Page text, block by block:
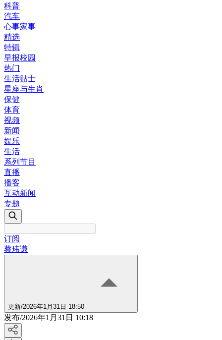
科普
汽车
心事家事
精选
特辑
早报校园
热门
生活贴士
星座与生肖
保健
体育
视频
新闻
娱乐
生活
系列节目
直播
播客
互动新闻
专题
订阅
蔡玮谦
更新/2026年1月31日 18:50
发布/2026年1月31日 10:18